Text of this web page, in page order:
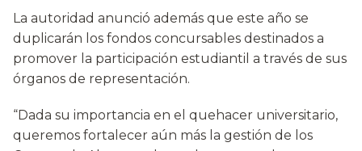
La autoridad anunció además que este año se
duplicarán los fondos concursables destinados a
promover la participación estudiantil a través de sus
órganos de representación.
“Dada su importancia en el quehacer universitario,
queremos fortalecer aún más la gestión de los